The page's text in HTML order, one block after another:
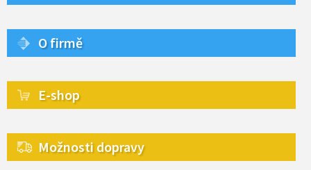
O firmě
E-shop
Možnosti dopravy